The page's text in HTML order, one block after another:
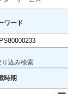
ワード
り込み検索
時期